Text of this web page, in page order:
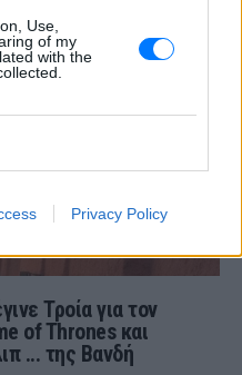
Use,
of my
with the
Privacy Policy
πριν
τη βλακεία σας»
για να διαψεύσει όσα
Τροία για τον
of Thrones και
... της Βανδή